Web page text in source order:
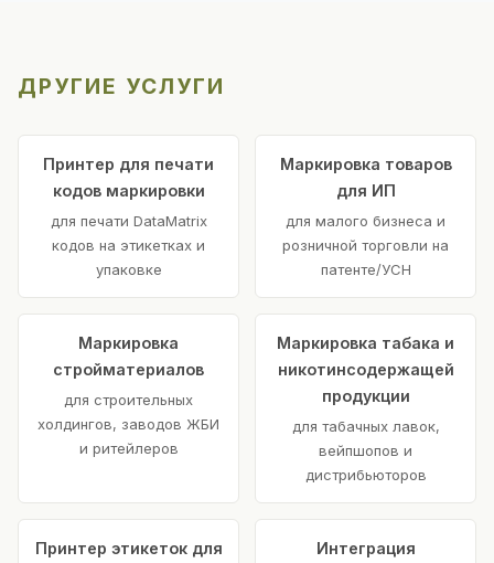
ДРУГИЕ УСЛУГИ
Принтер для печати
кодов маркировки
для печати DataMatrix
кодов на этикетках и
упаковке
Маркировка товаров
для ИП
для малого бизнеса и
розничной торговли на
патенте/УСН
Маркировка
стройматериалов
для строительных
холдингов, заводов ЖБИ
и ритейлеров
Маркировка табака и
никотинсодержащей
продукции
для табачных лавок,
вейпшопов и
дистрибьюторов
Принтер этикеток для
Интеграция